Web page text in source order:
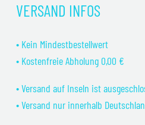
VERSAND INFOS
• Kein Mindestbestellwert
• Kostenfreie Abholung 0,00 €
• Versand auf Inseln ist
• Versand nur innerhalb